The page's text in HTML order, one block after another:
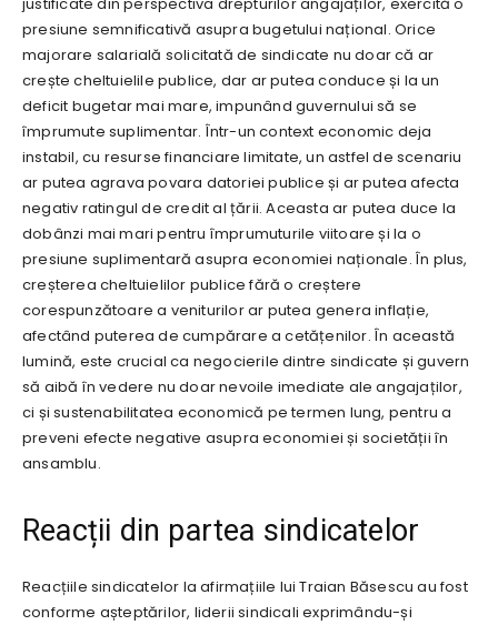
presiune semnificativă asupra bugetului național. Orice
majorare salarială solicitată de sindicate nu doar că ar
crește cheltuielile publice, dar ar putea conduce și la un
deficit bugetar mai mare, impunând guvernului să se
împrumute suplimentar. Într-un context economic deja
instabil, cu resurse financiare limitate, un astfel de scenariu
ar putea agrava povara datoriei publice și ar putea afecta
negativ ratingul de credit al țării. Aceasta ar putea duce la
dobânzi mai mari pentru împrumuturile viitoare și la o
presiune suplimentară asupra economiei naționale. În plus,
creșterea cheltuielilor publice fără o creștere
corespunzătoare a veniturilor ar putea genera inflație,
afectând puterea de cumpărare a cetățenilor. În această
lumină, este crucial ca negocierile dintre sindicate și guvern
să aibă în vedere nu doar nevoile imediate ale angajaților,
ci și sustenabilitatea economică pe termen lung, pentru a
preveni efecte negative asupra economiei și societății în
ansamblu.
Reacții din partea sindicatelor
Reacțiile sindicatelor la afirmațiile lui Traian Băsescu au fost
conforme așteptărilor, liderii sindicali exprimându-și